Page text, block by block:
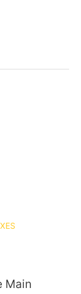
Main